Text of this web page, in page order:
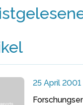
25 April 2001